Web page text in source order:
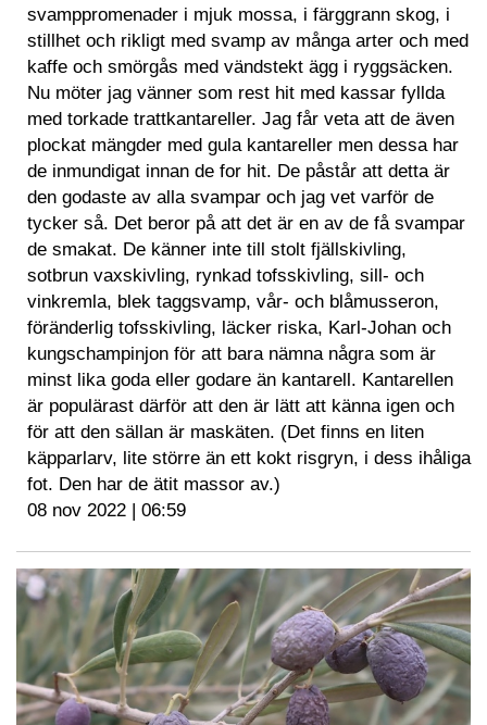
svamppromenader i mjuk mossa, i färggrann skog, i
stillhet och rikligt med svamp av många arter och med
kaffe och smörgås med vändstekt ägg i ryggsäcken.
Nu möter jag vänner som rest hit med kassar fyllda
med torkade trattkantareller. Jag får veta att de även
plockat mängder med gula kantareller men dessa har
de inmundigat innan de for hit. De påstår att detta är
den godaste av alla svampar och jag vet varför de
tycker så. Det beror på att det är en av de få svampar
de smakat. De känner inte till stolt fjällskivling,
sotbrun vaxskivling, rynkad tofsskivling, sill- och
vinkremla, blek taggsvamp, vår- och blåmusseron,
föränderlig tofsskivling, läcker riska, Karl-Johan och
kungschampinjon för att bara nämna några som är
minst lika goda eller godare än kantarell. Kantarellen
är populärast därför att den är lätt att känna igen och
för att den sällan är maskäten. (Det finns en liten
käpparlarv, lite större än ett kokt risgryn, i dess ihåliga
fot. Den har de ätit massor av.)
08 nov 2022 | 06:59